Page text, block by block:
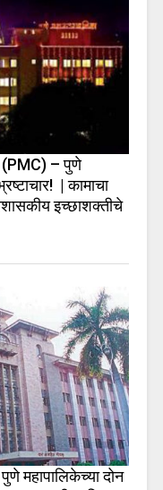
– पुणे
| कामाचा
इच्छाशक्तीचे
महापालिकेच्या दोन